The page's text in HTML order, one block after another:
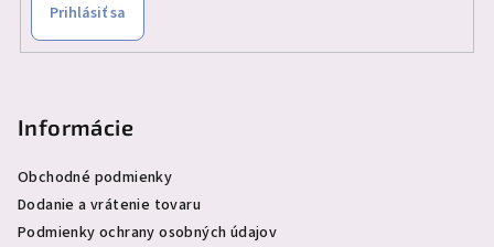
Prihlásiť sa
Informácie
Obchodné podmienky
Dodanie a vrátenie tovaru
Podmienky ochrany osobných údajov